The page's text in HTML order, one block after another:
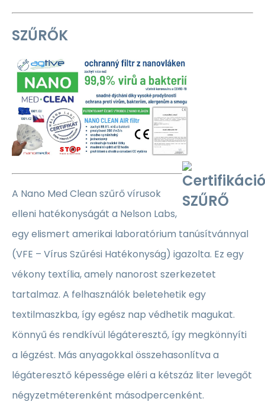
SZŰRŐK
A Nano Med Clean szűrő vírusok
elleni hatékonyságát a Nelson Labs,
egy elismert amerikai laboratórium tanúsítvánnyal
(VFE – Vírus Szűrési Hatékonyság) igazolta. Ez egy
vékony textília, amely nanorost szerkezetet
tartalmaz. A felhasználók beletehetik egy
textilmaszkba, így egész nap védhetik magukat.
Könnyű és rendkívül légáteresztő, így megkönnyíti
a légzést. Más anyagokkal összehasonlítva a
légáteresztő képessége eléri a kétszáz liter levegőt
négyzetméterenként másodpercenként.